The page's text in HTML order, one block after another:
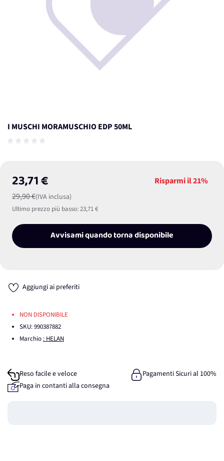
I MUSCHI MORAMUSCHIO EDP 50ML
23,71 €
29,90 €(IVA inclusa)
Risparmi il21%
Ultimo prezzo più basso:23,71 €
Avvisami quando torna disponibile
Aggiungi ai preferiti
NON DISPONIBILE
SKU:990387882
Marchio : HELAN
Reso facile e veloce
Pagamenti Sicuri al 100%
Paga in contanti alla consegna